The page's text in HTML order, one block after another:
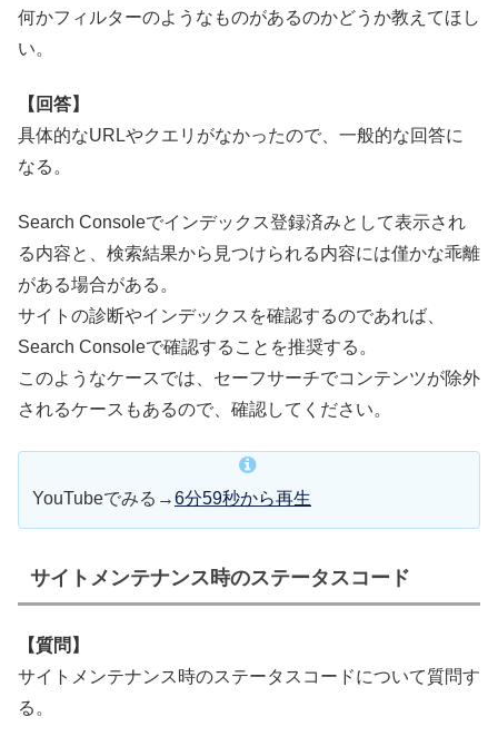
何かフィルターのようなものがあるのかどうか教えてほし
い。
【回答】
具体的なURLやクエリがなかったので、一般的な回答に
なる。
Search Consoleでインデックス登録済みとして表示され
る内容と、検索結果から見つけられる内容には僅かな乖離
がある場合がある。
サイトの診断やインデックスを確認するのであれば、
Search Consoleで確認することを推奨する。
このようなケースでは、セーフサーチでコンテンツが除外
されるケースもあるので、確認してください。
YouTubeでみる→6分59秒から再生
サイトメンテナンス時のステータスコード
【質問】
サイトメンテナンス時のステータスコードについて質問す
る。